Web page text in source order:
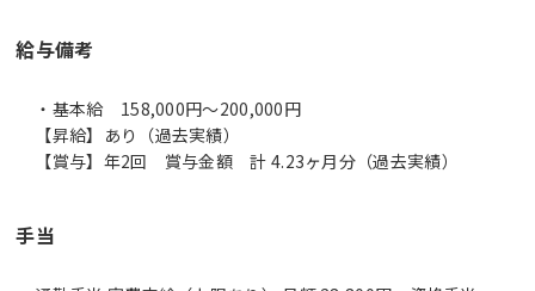
給与備考
・基本給 158,000円～200,000円
【昇給】あり（過去実績）
【賞与】年2回 賞与金額 計 4.23ヶ月分（過去実績）
手当